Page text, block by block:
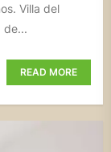
Villa del
de...
READ MORE